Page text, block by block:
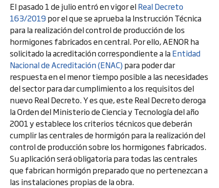
El pasado 1 de julio entró en vigor elReal Decreto
163/2019por el que se aprueba la Instrucción Técnica
para la realización del control de producción de los
hormigones fabricados en central. Por ello, AENOR ha
solicitado la acreditación correspondiente a laEntidad
Nacional de Acreditación (ENAC) para poder dar
respuesta en el menor tiempo posible a las necesidades
del sector para dar cumplimiento a los requisitos del
nuevo Real Decreto. Y es que, este Real Decreto deroga
la Orden del Ministerio de Ciencia y Tecnología del año
2001 y establece los criterios técnicos que deberán
cumplir las centrales de hormigón para la realización del
control de producción sobre los hormigones fabricados.
Su aplicación será obligatoria para todas las centrales
que fabrican hormigón preparado que no pertenezcan a
las instalaciones propias de la obra.